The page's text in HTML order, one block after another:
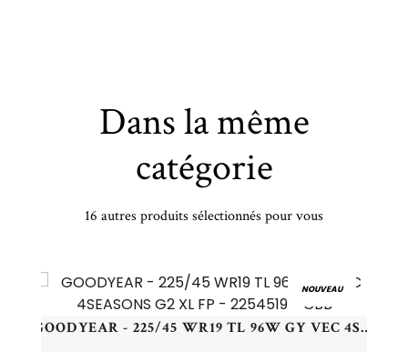
Dans la même
catégorie
16 autres produits sélectionnés pour vous
NOUVEAU
GOODYEAR - 225/45 WR19 TL 96W GY VEC 4SEASONS G2 XL FP - 2254519 - CBB